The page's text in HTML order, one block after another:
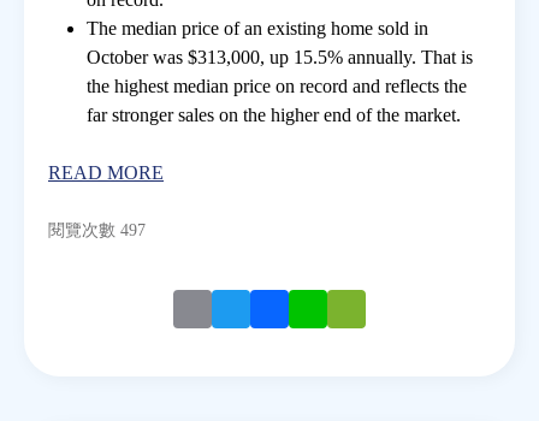
訂閱電子報
The median price of an existing home sold in
October was $313,000, up 15.5% annually. That is
the highest median price on record and reflects the
far stronger sales on the higher end of the market.
READ MORE
閱覽次數 497